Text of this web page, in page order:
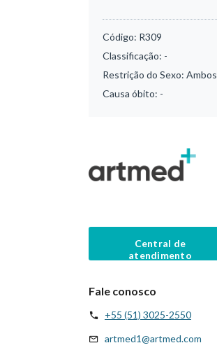
Código: R309
Classificação: -
Restrição do Sexo: Ambos
Causa óbito: -
Central de
atendimento
Fale conosco
+55 (51) 3025-2550
artmed1@artmed.com